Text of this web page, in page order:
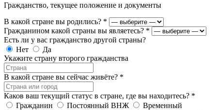
Гражданство, текущее положение и документы
В какой стране вы родились? *
Гражданином какой страны вы являетесь? *
Есть ли у вас гражданство другой страны?
Нет
Да
Укажите страну второго гражданства
В какой стране вы сейчас живёте? *
Каков ваш текущий статус в стране, где вы находитесь? *
Гражданин
Постоянный ВНЖ
Временный